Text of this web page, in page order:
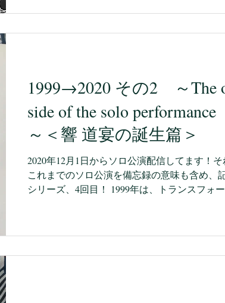
1999→2020 その2 ～The
side of the solo
～＜響 道宴の誕生篇＞
2020年12月1日からソロ公演配信してます！そ
これまでのソロ公演を備忘録の意味も含め、
シリーズ、4回目！ 1999年は、トランスフォームして